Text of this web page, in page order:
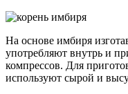
На основе имбиря
употребляют внутрь и
компрессов. Для
используют сырой и